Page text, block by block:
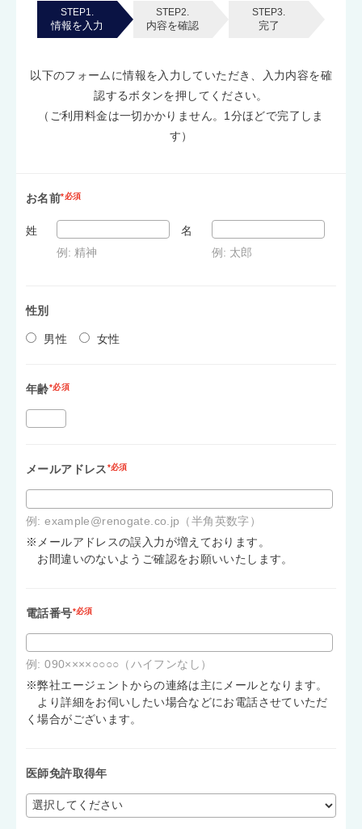
STEP1.
情報を入力
STEP2.
内容を確認
STEP3.
完了
以下のフォームに情報を入力していただき、入力内容を確
認するボタンを押してください。
（ご利用料金は一切かかりません。1分ほどで完了しま
す）
お名前*必須
姓
例: 精神
名
例: 太郎
性別
男性 女性
年齢*必須
メールアドレス*必須
例: example@renogate.co.jp（半角英数字）
※メールアドレスの誤入力が増えております。
お間違いのないようご確認をお願いいたします。
電話番号*必須
例: 090××××○○○○（ハイフンなし）
※弊社エージェントからの連絡は主にメールとなります。
より詳細をお伺いしたい場合などにお電話させていただ
く場合がございます。
医師免許取得年